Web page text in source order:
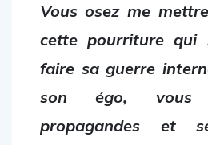
Vous osez me
cette pourriture qui
faire sa guerre
son égo,
propagandes et